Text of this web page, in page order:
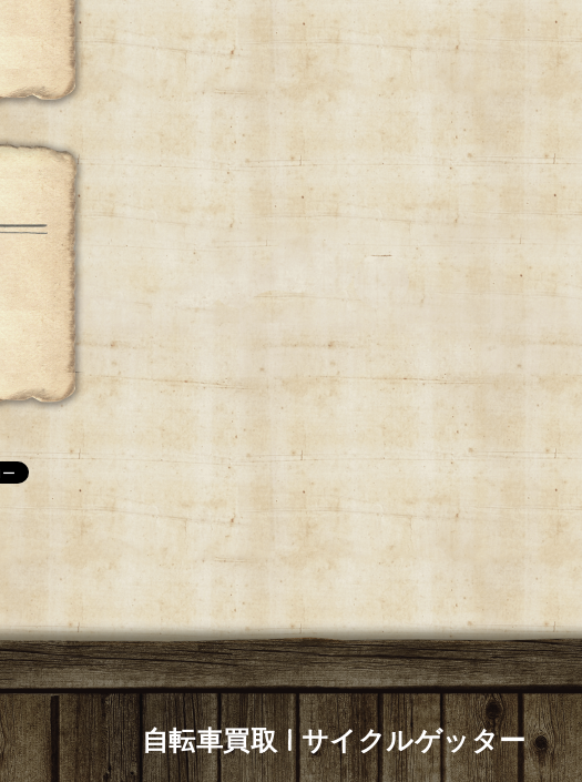
自転車買取 | サイクルゲッター